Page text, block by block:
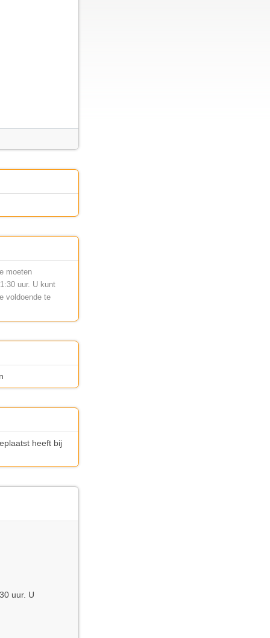
moeten
uur. U kunt
voldoende te
heeft bij
uur. U